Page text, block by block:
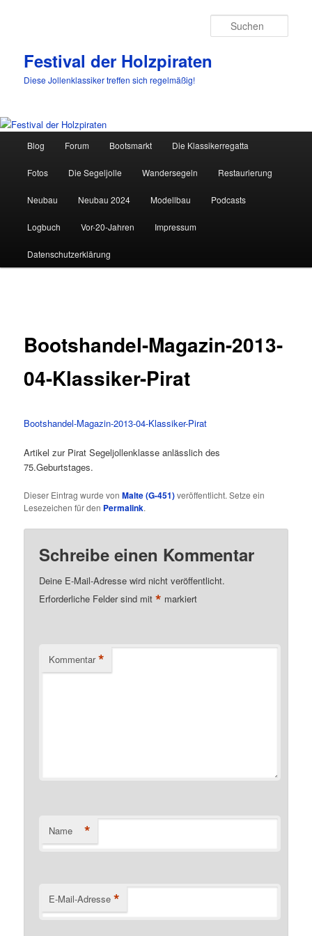
Festival der Holzpiraten
Diese Jollenklassiker treffen sich regelmäßig!
Zum
primären
Inhalt
springen
Blog Forum Bootsmarkt Die Klassikerregatta
Fotos Die Segeljolle Wandersegeln Restaurierung
Neubau Neubau 2024 Modellbau Podcasts
Logbuch Vor-20-Jahren Impressum
Datenschutzerklärung
Bootshandel-Magazin-2013-
04-Klassiker-Pirat
Bootshandel-Magazin-2013-04-Klassiker-Pirat
Artikel zur Pirat Segeljollenklasse anlässlich des
75.Geburtstages.
Dieser Eintrag wurde vonMalte (G-451)veröffentlicht. Setze ein
Lesezeichen für den Permalink.
Schreibe einen Kommentar
Deine E-Mail-Adresse wird nicht veröffentlicht.
Erforderliche Felder sind mit* markiert
Kommentar *
Name *
E-Mail-Adresse *